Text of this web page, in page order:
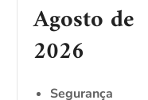
Agosto de
2026
Segurança